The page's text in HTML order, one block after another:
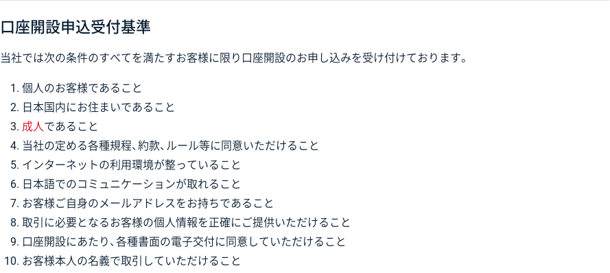
口座開設申込受付基準
当社では次の条件のすべてを満たすお客様に限り口座開設のお申し込みを受け付けております。
個人のお客様であること
日本国内にお住まいであること
成人であること
当社の定める各種規程、約款、ルール等に同意いただけること
インターネットの利用環境が整っていること
日本語でのコミュニケーションが取れること
お客様ご自身のメールアドレスをお持ちであること
取引に必要となるお客様の個人情報を正確にご提供いただけること
口座開設にあたり、各種書面の電子交付に同意していただけること
お客様本人の名義で取引していただけること